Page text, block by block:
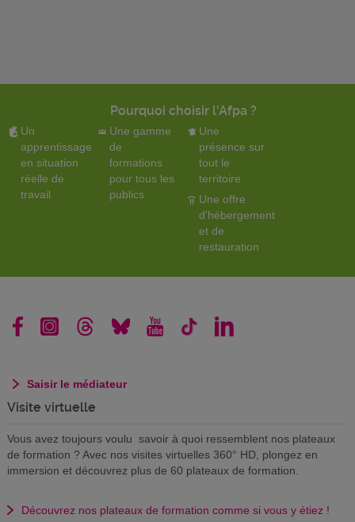
Pourquoi choisir l'Afpa ?
Un
apprentissage
en situation
réelle de
travail
Une gamme
de
formations
pour tous les
publics
Une
présence sur
tout le
territoire
Une offre
d'hébergement
et de
restauration
Saisir le médiateur
Visite virtuelle
Vous avez toujours voulu savoir à quoi ressemblent nos plateaux
de formation ? Avec nos visites virtuelles 360° HD, plongez en
immersion et découvrez plus de 60 plateaux de formation.
Découvrez nos plateaux de formation comme si vous y étiez !